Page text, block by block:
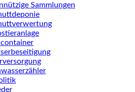
Sammlungen